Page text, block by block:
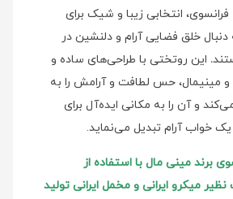
انتخابی زیبا و شیک برای
خلق فضایی آرام و دلنشین در
. این روتختی با طراحی‌های ساده و
مینیمال، حس لطافت و آرامش را به
و آن را به مکانی ایده‌آل برای
خواب آرام تبدیل می‌نماید.
برند مینی‌ مال با استفاده از
میکرو ایرانی و مخمل ایرانی تولید